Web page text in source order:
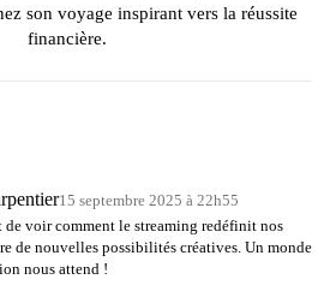
son voyage inspirant vers la réussite
financière.
15 septembre 2025 à 22h55
de voir comment le streaming redéfinit nos
de nouvelles possibilités créatives. Un monde
nous attend !